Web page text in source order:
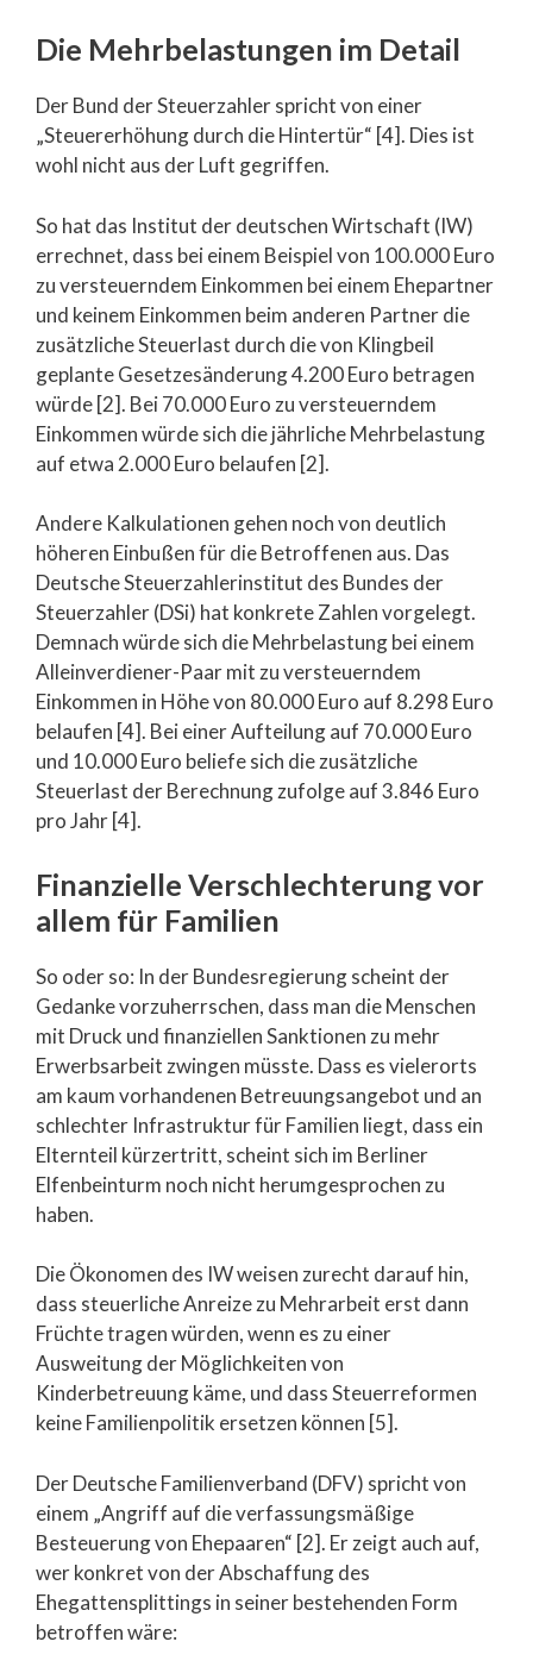
Die Mehrbelastungen im Detail
Der Bund der Steuerzahler spricht von einer
„Steuererhöhung durch die Hintertür“ [4]. Dies ist
wohl nicht aus der Luft gegriffen.
So hat das Institut der deutschen Wirtschaft (IW)
errechnet, dass bei einem Beispiel von 100.000 Euro
zu versteuerndem Einkommen bei einem Ehepartner
und keinem Einkommen beim anderen Partner die
zusätzliche Steuerlast durch die von Klingbeil
geplante Gesetzesänderung 4.200 Euro betragen
würde [2]. Bei 70.000 Euro zu versteuerndem
Einkommen würde sich die jährliche Mehrbelastung
auf etwa 2.000 Euro belaufen [2].
Andere Kalkulationen gehen noch von deutlich
höheren Einbußen für die Betroffenen aus. Das
Deutsche Steuerzahlerinstitut des Bundes der
Steuerzahler (DSi) hat konkrete Zahlen vorgelegt.
Demnach würde sich die Mehrbelastung bei einem
Alleinverdiener-Paar mit zu versteuerndem
Einkommen in Höhe von 80.000 Euro auf 8.298 Euro
belaufen [4]. Bei einer Aufteilung auf 70.000 Euro
und 10.000 Euro beliefe sich die zusätzliche
Steuerlast der Berechnung zufolge auf 3.846 Euro
pro Jahr [4].
Finanzielle Verschlechterung vor
allem für Familien
So oder so: In der Bundesregierung scheint der
Gedanke vorzuherrschen, dass man die Menschen
mit Druck und finanziellen Sanktionen zu mehr
Erwerbsarbeit zwingen müsste. Dass es vielerorts
am kaum vorhandenen Betreuungsangebot und an
schlechter Infrastruktur für Familien liegt, dass ein
Elternteil kürzertritt, scheint sich im Berliner
Elfenbeinturm noch nicht herumgesprochen zu
haben.
Die Ökonomen des IW weisen zurecht darauf hin,
dass steuerliche Anreize zu Mehrarbeit erst dann
Früchte tragen würden, wenn es zu einer
Ausweitung der Möglichkeiten von
Kinderbetreuung käme, und dass Steuerreformen
keine Familienpolitik ersetzen können [5].
Der Deutsche Familienverband (DFV) spricht von
einem „Angriff auf die verfassungsmäßige
Besteuerung von Ehepaaren“ [2]. Er zeigt auch auf,
wer konkret von der Abschaffung des
Ehegattensplittings in seiner bestehenden Form
betroffen wäre: